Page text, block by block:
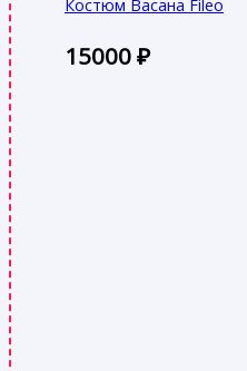
Костюм Васана Fileo
15000₽